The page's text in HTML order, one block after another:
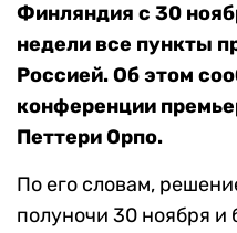
Финляндия с 30
недели все пункты
Россией. Об этом
конференции
Петтери Орпо.
По его словам,
полуночи 30 ноября и